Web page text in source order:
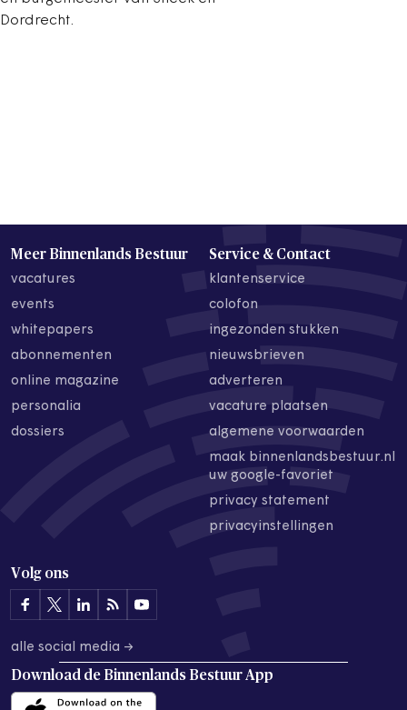
Dordrecht.
Meer Binnenlands Bestuur
vacatures
events
whitepapers
abonnementen
online magazine
personalia
dossiers
Service & Contact
klantenservice
colofon
ingezonden stukken
nieuwsbrieven
adverteren
vacature plaatsen
algemene voorwaarden
maak binnenlandsbestuur.nl
uw google-favoriet
privacy statement
privacyinstellingen
Volg ons
alle social media →
Download de Binnenlands Bestuur App